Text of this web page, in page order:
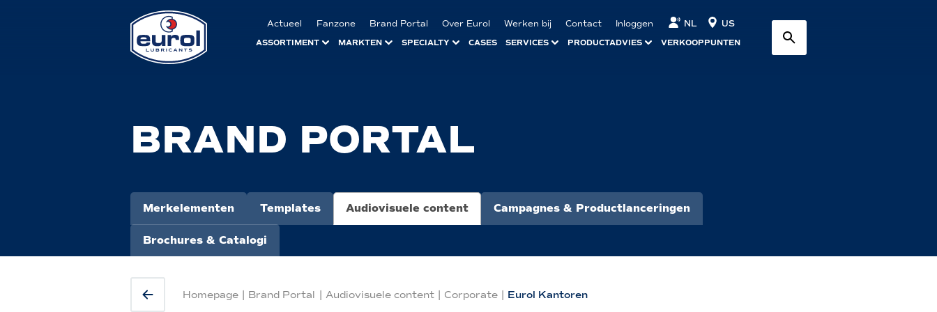
Actueel Fanzone Brand Portal Over Eurol Werken bij Contact Inloggen NL US
ASSORTIMENT MARKTEN SPECIALTY CASES SERVICES PRODUCTADVIES VERKOOPPUNTEN
BRAND PORTAL
Merkelementen Templates Audiovisuele content Campagnes & Productlanceringen
Brochures & Catalogi
Homepage Brand Portal Audiovisuele content Corporate Eurol Kantoren